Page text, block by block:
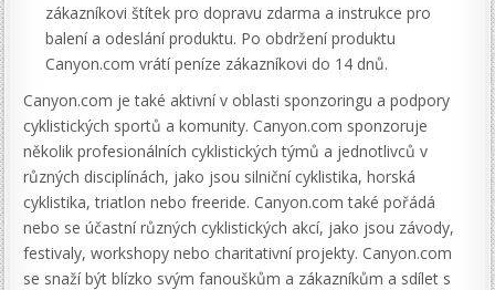
zákazníkovi štítek pro dopravu zdarma a instrukce pro
balení a odeslání produktu. Po obdržení produktu
Canyon.com vrátí peníze zákazníkovi do 14 dnů.
Canyon.com je také aktivní v oblasti sponzoringu a podpory
cyklistických sportů a komunity. Canyon.com sponzoruje
několik profesionálních cyklistických týmů a jednotlivců v
různých disciplínách, jako jsou silniční cyklistika, horská
cyklistika, triatlon nebo freeride. Canyon.com také pořádá
nebo se účastní různých cyklistických akcí, jako jsou závody,
festivaly, workshopy nebo charitativní projekty. Canyon.com
se snaží být blízko svým fanouškům a zákazníkům a sdílet s